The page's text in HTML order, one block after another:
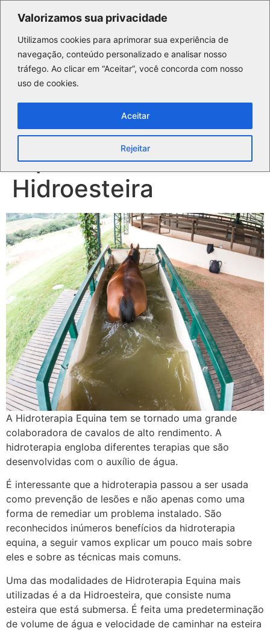
Valorizamos sua privacidade
Utilizamos cookies para aprimorar sua experiência de
navegação, conteúdo personalizado e analisar nosso
tráfego. Ao clicar em “Aceitar”, você concorda com nosso
uso de cookies.
Rejeitar
Aceitar
Equino e a
Hidroesteira
A Hidroterapia Equina tem se tornado uma grande
colaboradora de cavalos de alto rendimento. A
hidroterapia engloba diferentes terapias que são
desenvolvidas com o auxílio de água.
É interessante que a hidroterapia passou a ser usada
como prevenção de lesões e não apenas como uma
forma de remediar um problema instalado. São
reconhecidos inúmeros benefícios da hidroterapia
equina, a seguir vamos explicar um pouco mais sobre
eles e sobre as técnicas mais comuns.
Uma das modalidades de Hidroterapia Equina mais
utilizadas é a da Hidroesteira, que consiste numa
esteira que está submersa. É feita uma predeterminação
de volume de água e velocidade de caminhar na esteira